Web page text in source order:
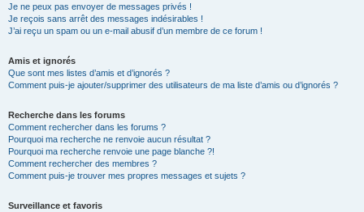
Je ne peux pas envoyer de messages privés !
Je reçois sans arrêt des messages indésirables !
J’ai reçu un spam ou un e-mail abusif d’un membre de ce forum !
Amis et ignorés
Que sont mes listes d’amis et d’ignorés ?
Comment puis-je ajouter/supprimer des utilisateurs de ma liste d’amis ou d’ignorés ?
Recherche dans les forums
Comment rechercher dans les forums ?
Pourquoi ma recherche ne renvoie aucun résultat ?
Pourquoi ma recherche renvoie une page blanche ?!
Comment rechercher des membres ?
Comment puis-je trouver mes propres messages et sujets ?
Surveillance et favoris